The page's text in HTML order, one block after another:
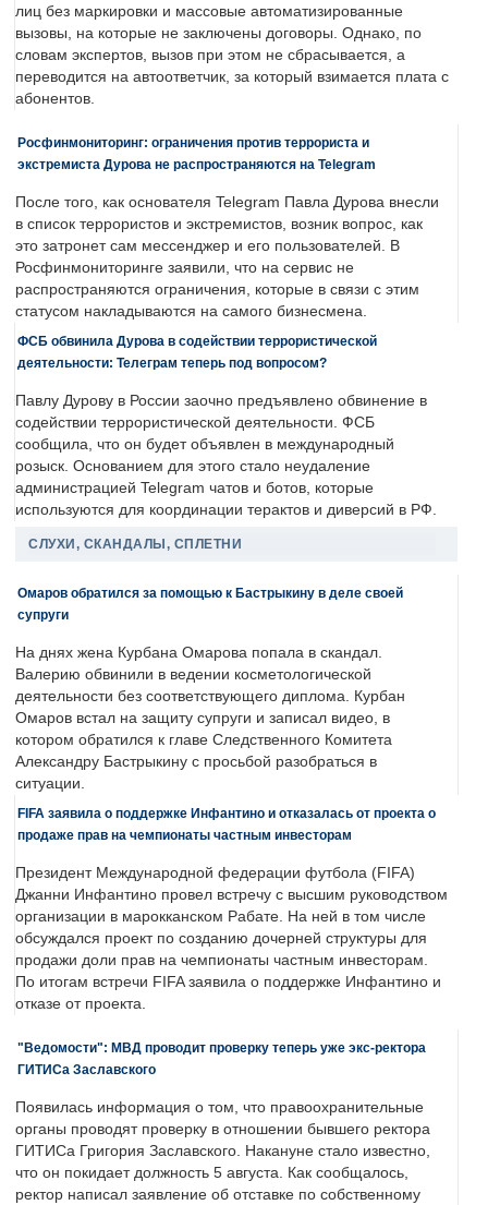
лиц без маркировки и массовые автоматизированные
вызовы, на которые не заключены договоры. Однако, по
словам экспертов, вызов при этом не сбрасывается, а
переводится на автоответчик, за который взимается плата с
абонентов.
Росфинмониторинг: ограничения против террориста и
экстремиста Дурова не распространяются на Telegram
После того, как основателя Telegram Павла Дурова внесли
в список террористов и экстремистов, возник вопрос, как
это затронет сам мессенджер и его пользователей. В
Росфинмониторинге заявили, что на сервис не
распространяются ограничения, которые в связи с этим
статусом накладываются на самого бизнесмена.
ФСБ обвинила Дурова в содействии террористической
деятельности: Телеграм теперь под вопросом?
Павлу Дурову в России заочно предъявлено обвинение в
содействии террористической деятельности. ФСБ
сообщила, что он будет объявлен в международный
розыск. Основанием для этого стало неудаление
администрацией Telegram чатов и ботов, которые
используются для координации терактов и диверсий в РФ.
СЛУХИ, СКАНДАЛЫ, СПЛЕТНИ
Омаров обратился за помощью к Бастрыкину в деле своей
супруги
На днях жена Курбана Омарова попала в скандал.
Валерию обвинили в ведении косметологической
деятельности без соответствующего диплома. Курбан
Омаров встал на защиту супруги и записал видео, в
котором обратился к главе Следственного Комитета
Александру Бастрыкину с просьбой разобраться в
ситуации.
FIFA заявила о поддержке Инфантино и отказалась от проекта о
продаже прав на чемпионаты частным инвесторам
Президент Международной федерации футбола (FIFA)
Джанни Инфантино провел встречу с высшим руководством
организации в марокканском Рабате. На ней в том числе
обсуждался проект по созданию дочерней структуры для
продажи доли прав на чемпионаты частным инвесторам.
По итогам встречи FIFA заявила о поддержке Инфантино и
отказе от проекта.
"Ведомости": МВД проводит проверку теперь уже экс-ректора
ГИТИСа Заславского
Появилась информация о том, что правоохранительные
органы проводят проверку в отношении бывшего ректора
ГИТИСа Григория Заславского. Накануне стало известно,
что он покидает должность 5 августа. Как сообщалось,
ректор написал заявление об отставке по собственному